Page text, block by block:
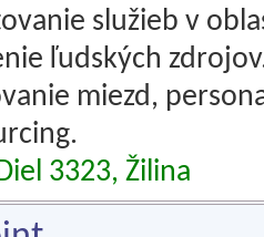
služieb v
ľudských
miezd,
3323, Žilina